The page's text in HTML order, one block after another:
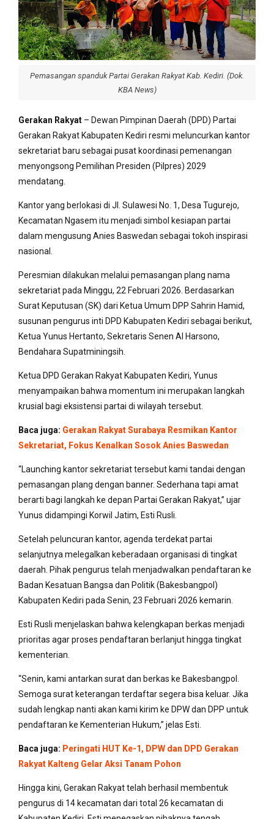
Pemasangan spanduk Partai Gerakan Rakyat Kab. Kediri. (Dok.
KBA News)
Gerakan Rakyat – Dewan Pimpinan Daerah (DPD) Partai
Gerakan Rakyat Kabupaten Kediri resmi meluncurkan kantor
sekretariat baru sebagai pusat koordinasi pemenangan
menyongsong Pemilihan Presiden (Pilpres) 2029
mendatang.
Kantor yang berlokasi di Jl. Sulawesi No. 1, Desa Tugurejo,
Kecamatan Ngasem itu menjadi simbol kesiapan partai
dalam mengusung Anies Baswedan sebagai tokoh inspirasi
nasional.
Peresmian dilakukan melalui pemasangan plang nama
sekretariat pada Minggu, 22 Februari 2026. Berdasarkan
Surat Keputusan (SK) dari Ketua Umum DPP Sahrin Hamid,
susunan pengurus inti DPD Kabupaten Kediri sebagai berikut,
Ketua Yunus Hertanto, Sekretaris Senen Al Harsono,
Bendahara Supatminingsih.
Ketua DPD Gerakan Rakyat Kabupaten Kediri, Yunus
menyampaikan bahwa momentum ini merupakan langkah
krusial bagi eksistensi partai di wilayah tersebut.
Baca juga: Gerakan Rakyat Surabaya Resmikan Kantor
Sekretariat, Fokus Kenalkan Sosok Anies Baswedan
“Launching kantor sekretariat tersebut kami tandai dengan
pemasangan plang dengan banner. Sederhana tapi amat
berarti bagi langkah ke depan Partai Gerakan Rakyat,” ujar
Yunus didampingi Korwil Jatim, Esti Rusli.
Setelah peluncuran kantor, agenda terdekat partai
selanjutnya melegalkan keberadaan organisasi di tingkat
daerah. Pihak pengurus telah menjadwalkan pendaftaran ke
Badan Kesatuan Bangsa dan Politik (Bakesbangpol)
Kabupaten Kediri pada Senin, 23 Februari 2026 kemarin.
Esti Rusli menjelaskan bahwa kelengkapan berkas menjadi
prioritas agar proses pendaftaran berlanjut hingga tingkat
kementerian.
“Senin, kami antarkan surat dan berkas ke Bakesbangpol.
Semoga surat keterangan terdaftar segera bisa keluar. Jika
sudah lengkap nanti akan kami kirim ke DPW dan DPP untuk
pendaftaran ke Kementerian Hukum,” jelas Esti.
Baca juga: Peringati HUT Ke-1, DPW dan DPD Gerakan
Rakyat Kalteng Gelar Aksi Tanam Pohon
Hingga kini, Gerakan Rakyat telah berhasil membentuk
pengurus di 14 kecamatan dari total 26 kecamatan di